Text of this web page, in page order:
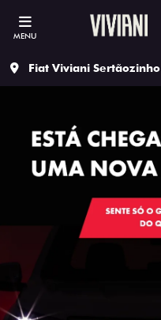
MENU
Fiat Viviani Sertãozinho